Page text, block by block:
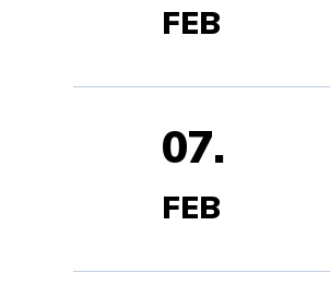
FEB
07.
FEB